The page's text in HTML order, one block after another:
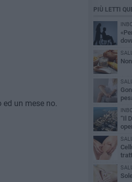
un mese no.
PIÙ LETTI
“Il